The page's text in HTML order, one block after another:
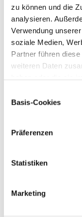
zu können und die
analysieren.
Verwendung
soziale Medien,
Partner führen
weiteren Daten
Cookies, wenn Sie
Basis-Cookies
Präferenzen
Statistiken
Marketing
Valps
Duncan P*S
Viva P*S
Vredo P*S